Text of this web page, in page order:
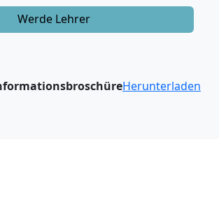
Werde Lehrer
Herunterladen